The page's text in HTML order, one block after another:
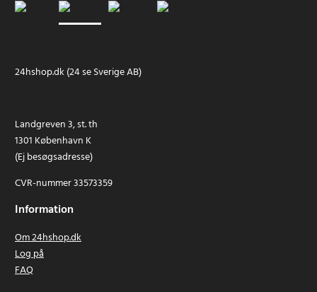
24hshop.dk (24 se Sverige AB)
Landgreven 3, st. th
1301 København K
(Ej besøgsadresse)
CVR-nummer 33573359
Information
Om 24hshop.dk
Log på
FAQ